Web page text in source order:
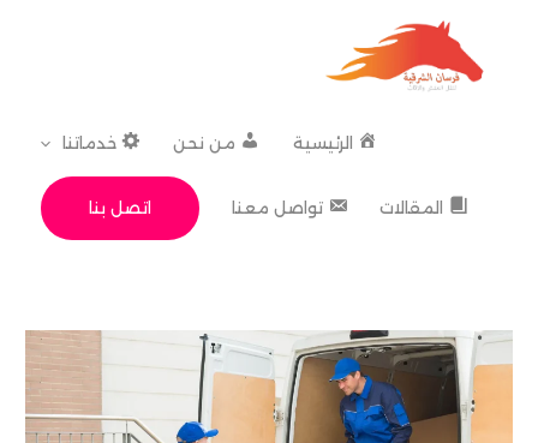
المحتوى
الرئيسية من نحن خدماتنا
المقالات تواصل معنا اتصل بنا